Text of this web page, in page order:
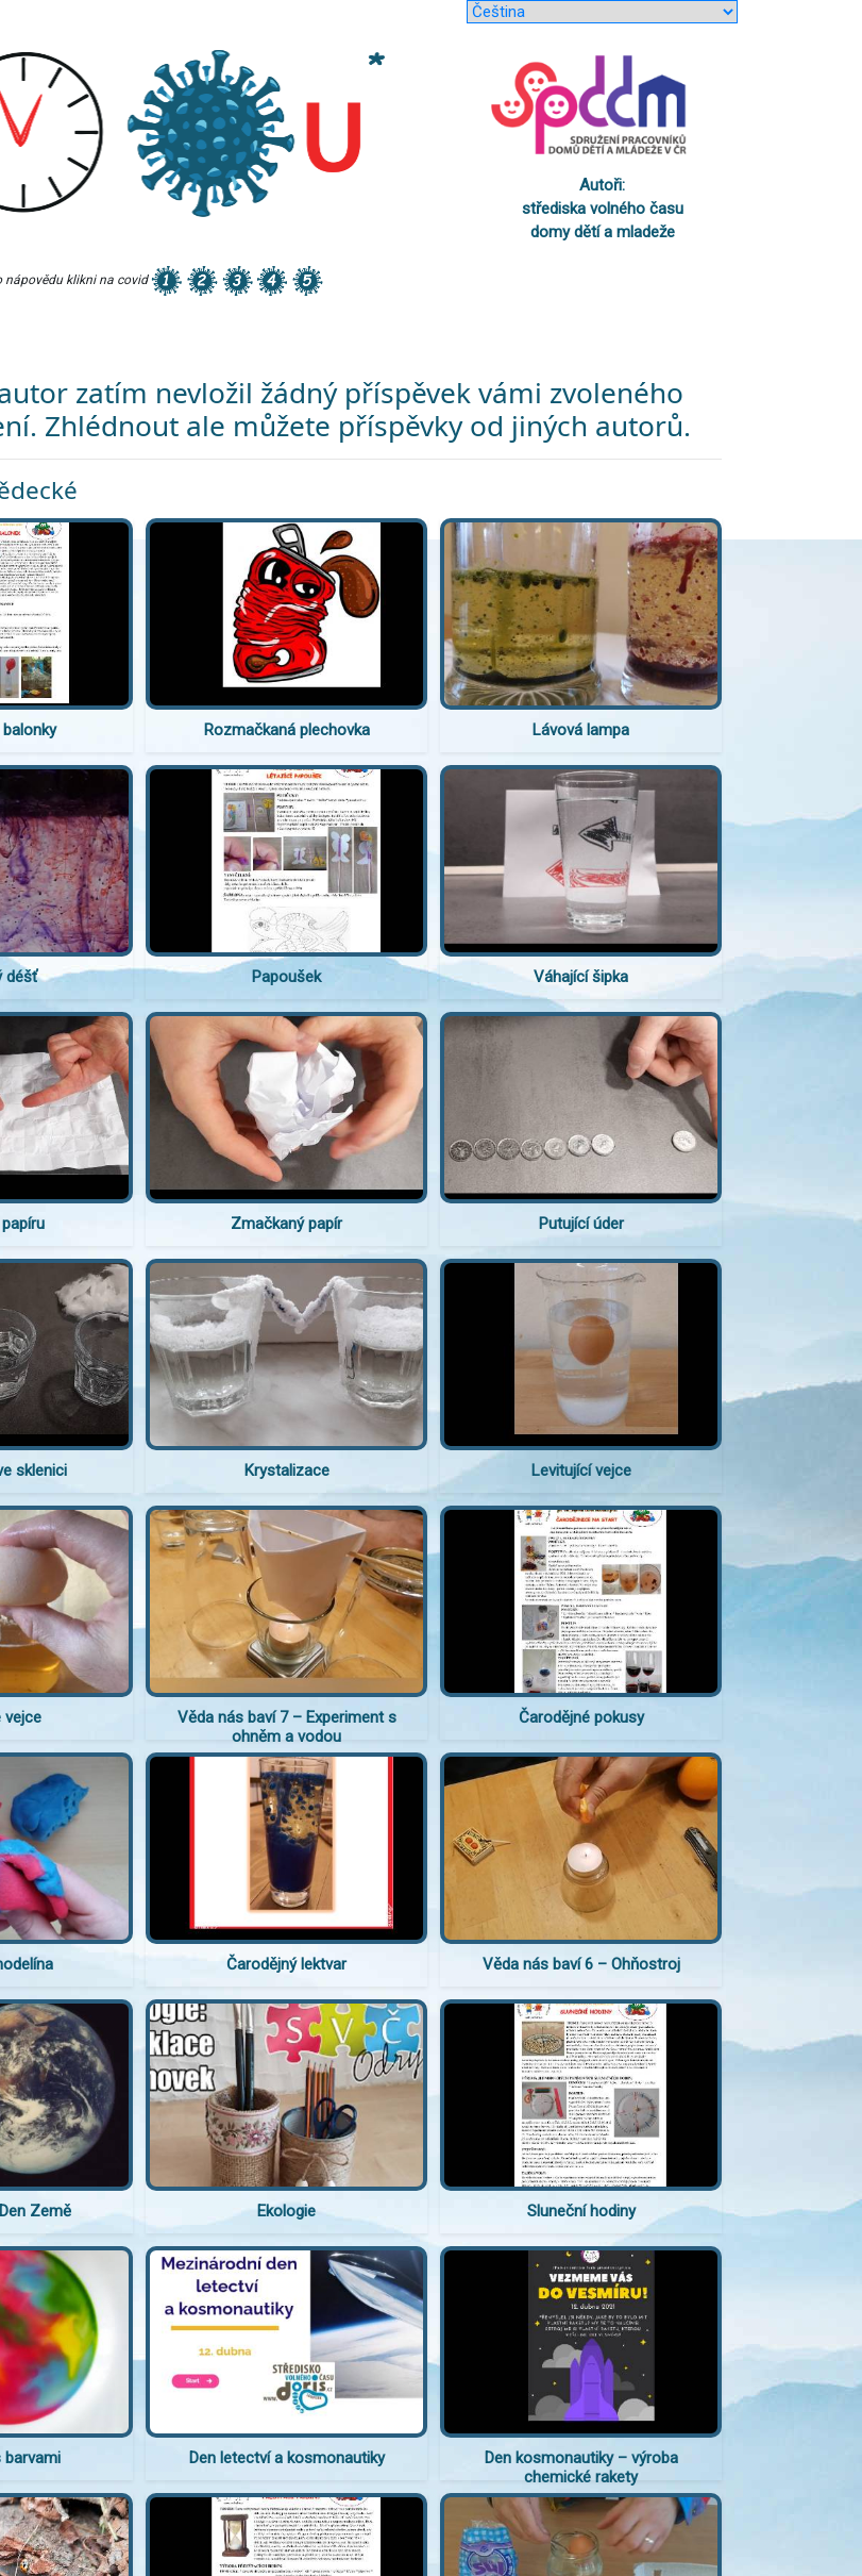
Autoři:
střediska volného času
domy dětí a mladeže
nápovědu klikni na covid
zatím nevložil žádný příspěvek vámi zvoleného
Zhlédnout ale můžete příspěvky od jiných autorů.
Rozmačkaná plechovka Lávová lampa
déšť Papoušek Váhající šipka
Zmačkaný papír Putující úder
sklenici Krystalizace Levitující vejce
vejce
Věda nás baví 7 – Experiment s
ohněm a vodou
Čarodějné pokusy
Čarodějný lektvar Věda nás baví 6 – Ohňostroj
Země Ekologie Sluneční hodiny
barvami Den letectví a kosmonautiky
Den kosmonautiky – výroba
chemické rakety